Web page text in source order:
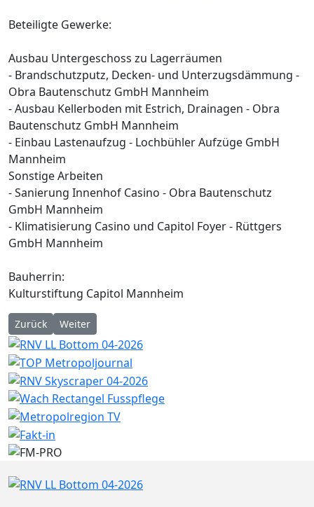
Beteiligte Gewerke:
Ausbau Untergeschoss zu Lagerräumen
- Brandschutzputz, Decken- und Unterzugsdämmung -
Obra Bautenschutz GmbH Mannheim
- Ausbau Kellerboden mit Estrich, Drainagen - Obra
Bautenschutz GmbH Mannheim
- Einbau Lastenaufzug - Lochbühler Aufzüge GmbH
Mannheim
Sonstige Arbeiten
- Sanierung Innenhof Casino - Obra Bautenschutz
GmbH Mannheim
- Klimatisierung Casino und Capitol Foyer - Rüttgers
GmbH Mannheim
Bauherrin:
Kulturstiftung Capitol Mannheim
Vorheriger Beitrag: Handyparken: Parkgebühren können
Zurück Nächster Beitrag: Der Lockdown und die Folgen für
Weiter